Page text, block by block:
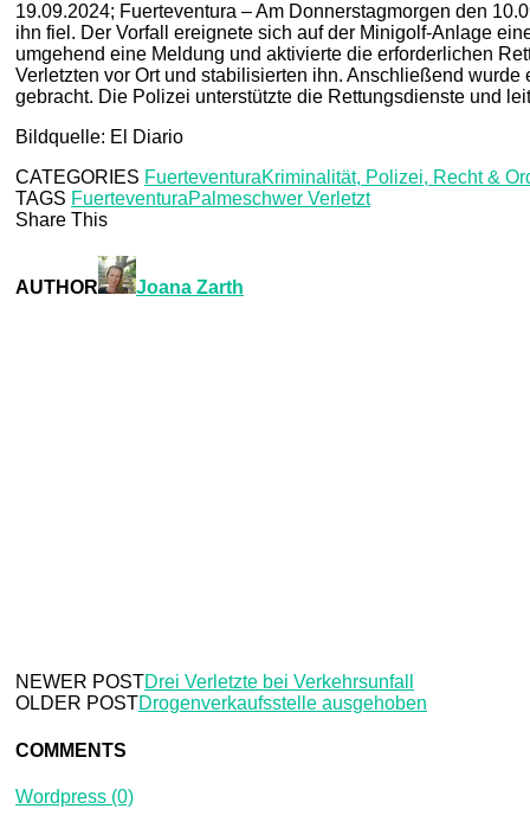
19.09.2024; Fuerteventura – Am Donnerstagmorgen den
ihn fiel. Der Vorfall ereignete sich auf der Minigolf-Anlage
umgehend eine Meldung und aktivierte die erforderlichen
Verletzten vor Ort und stabilisierten ihn. Anschließend
gebracht. Die Polizei unterstützte die Rettungsdienste und
Bildquelle: El Diario
CATEGORIES FuerteventuraKriminalität, Polizei, Recht &
TAGS FuerteventuraPalmeschwer Verletzt
Share This
AUTHOR Joana Zarth
NEWER POSTDrei Verletzte bei Verkehrsunfall
OLDER POSTDrogenverkaufsstelle ausgehoben
COMMENTS
Wordpress (0)